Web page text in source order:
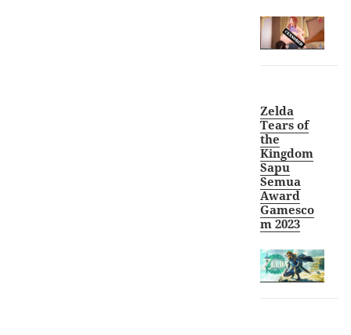
Zelda
Tears of
the
Kingdom
Sapu
Semua
Award
Gamesco
m 2023